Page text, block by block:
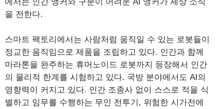
을 전한다.
스마트 팩토리에서는 사람처럼 움직일 수 있는 로봇들이
정교한 움직임으로 제품을 조립하고 있다. 인간과 함께
마라톤을 완주하는 휴머노이드 로봇까지 등장해서 인간
의 물리적 한계를 시험하고 있다. 국방 분야에서도 AI의
영향력이 커지고 있다. 인간 조종사 없이 스스로 적을 식
별하고 임무를 수행하는 무인 전투기, 위험한 시가전에